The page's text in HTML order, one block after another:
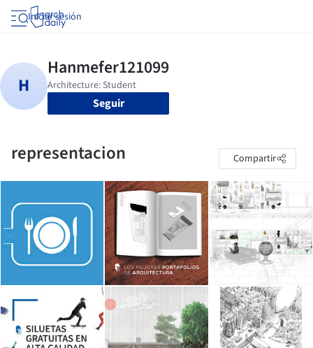
Iniciar sesión
Seguir
representacion Compartir